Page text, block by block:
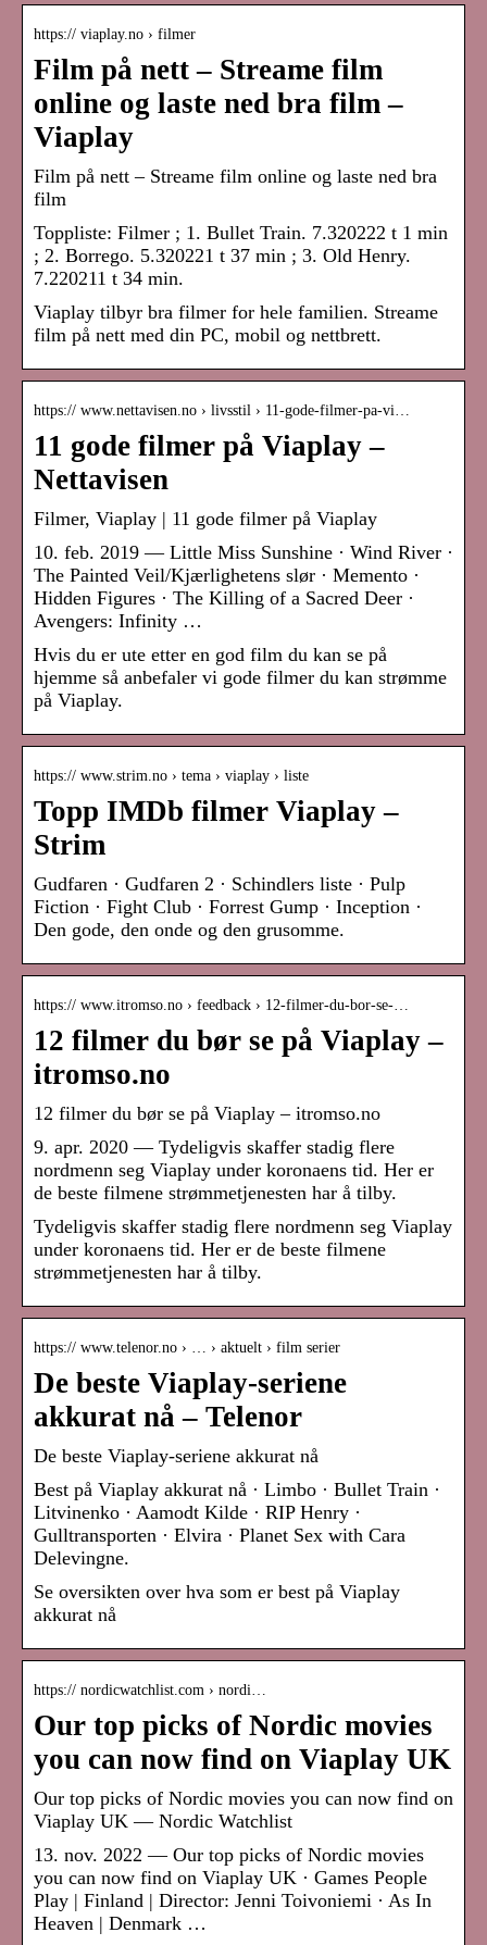
https:// viaplay.no › filmer
Film på nett – Streame film
online og laste ned bra film –
Viaplay
Film på nett – Streame film online og laste ned bra
film
Toppliste: Filmer ; 1. Bullet Train. 7.320222 t 1 min
; 2. Borrego. 5.320221 t 37 min ; 3. Old Henry.
7.220211 t 34 min.
Viaplay tilbyr bra filmer for hele familien. Streame
film på nett med din PC, mobil og nettbrett.
https:// www.nettavisen.no › livsstil › 11-gode-filmer-pa-vi…
11 gode filmer på Viaplay –
Nettavisen
Filmer, Viaplay | 11 gode filmer på Viaplay
10. feb. 2019 — Little Miss Sunshine · Wind River ·
The Painted Veil/Kjærlighetens slør · Memento ·
Hidden Figures · The Killing of a Sacred Deer ·
Avengers: Infinity …
Hvis du er ute etter en god film du kan se på
hjemme så anbefaler vi gode filmer du kan strømme
på Viaplay.
https:// www.strim.no › tema › viaplay › liste
Topp IMDb filmer Viaplay –
Strim
Gudfaren · Gudfaren 2 · Schindlers liste · Pulp
Fiction · Fight Club · Forrest Gump · Inception ·
Den gode, den onde og den grusomme.
https:// www.itromso.no › feedback › 12-filmer-du-bor-se-…
12 filmer du bør se på Viaplay –
itromso.no
12 filmer du bør se på Viaplay – itromso.no
9. apr. 2020 — Tydeligvis skaffer stadig flere
nordmenn seg Viaplay under koronaens tid. Her er
de beste filmene strømmetjenesten har å tilby.
Tydeligvis skaffer stadig flere nordmenn seg Viaplay
under koronaens tid. Her er de beste filmene
strømmetjenesten har å tilby.
https:// www.telenor.no › … › aktuelt › film serier
De beste Viaplay-seriene
akkurat nå – Telenor
De beste Viaplay-seriene akkurat nå
Best på Viaplay akkurat nå · Limbo · Bullet Train ·
Litvinenko · Aamodt Kilde · RIP Henry ·
Gulltransporten · Elvira · Planet Sex with Cara
Delevingne.
Se oversikten over hva som er best på Viaplay
akkurat nå
https:// nordicwatchlist.com › nordi…
Our top picks of Nordic movies
you can now find on Viaplay UK
Our top picks of Nordic movies you can now find on
Viaplay UK — Nordic Watchlist
13. nov. 2022 — Our top picks of Nordic movies
you can now find on Viaplay UK · Games People
Play | Finland | Director: Jenni Toivoniemi · As In
Heaven | Denmark …